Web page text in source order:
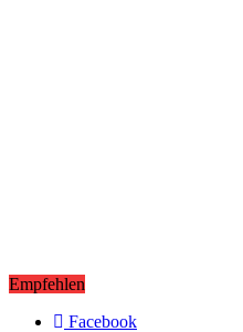
Empfehlen
Facebook